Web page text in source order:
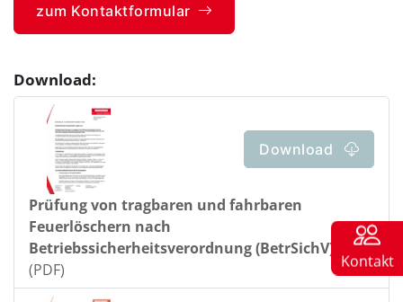
zum Kontaktformular
Download:
Prüfung von tragbaren und fahrbaren
Feuerlöschern nach
Betriebssicherheitsverordnung (BetrSichV)
(PDF)
Download
Kontakt